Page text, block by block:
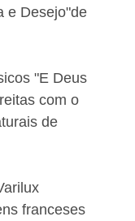
e Desejo"de
"E Deus
com o
de
franceses